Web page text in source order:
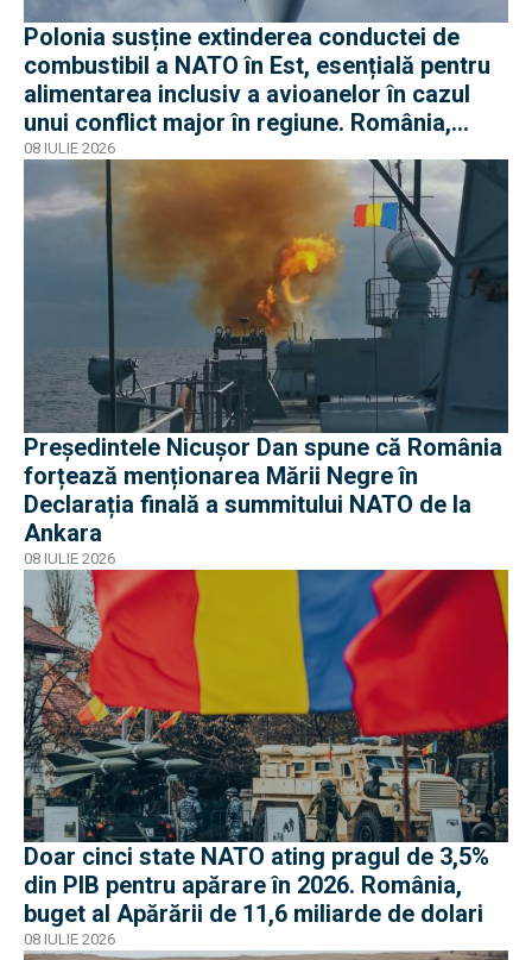
Polonia susține extinderea conductei de
combustibil a NATO în Est, esențială pentru
alimentarea inclusiv a avioanelor în cazul
unui conflict major în regiune. România,
parte a proiectului
08 IULIE 2026
Președintele Nicușor Dan spune că România
forțează menționarea Mării Negre în
Declarația finală a summitului NATO de la
Ankara
08 IULIE 2026
Doar cinci state NATO ating pragul de 3,5%
din PIB pentru apărare în 2026. România,
buget al Apărării de 11,6 miliarde de dolari
08 IULIE 2026